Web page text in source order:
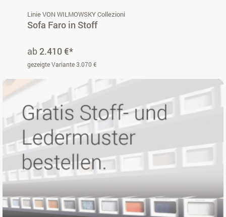
Linie VON WILMOWSKY Collezioni
Sofa Faro in Stoff
ab2.410 €*
gezeigte Variante 3.070 €